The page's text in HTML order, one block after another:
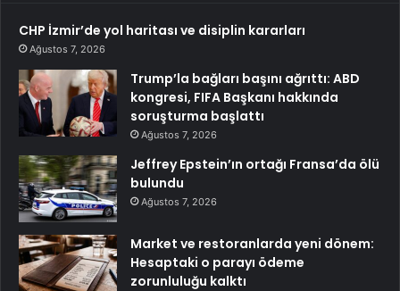
CHP İzmir’de yol haritası ve disiplin kararları
Ağustos 7, 2026
Trump’la bağları başını ağrıttı: ABD
kongresi, FIFA Başkanı hakkında
soruşturma başlattı
Ağustos 7, 2026
Jeffrey Epstein’ın ortağı Fransa’da ölü
bulundu
Ağustos 7, 2026
Market ve restoranlarda yeni dönem:
Hesaptaki o parayı ödeme
zorunluluğu kalktı